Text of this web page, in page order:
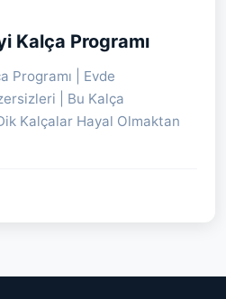
Kalça Programı
Programı | Evde
| Bu Kalça
Kalçalar Hayal Olmaktan